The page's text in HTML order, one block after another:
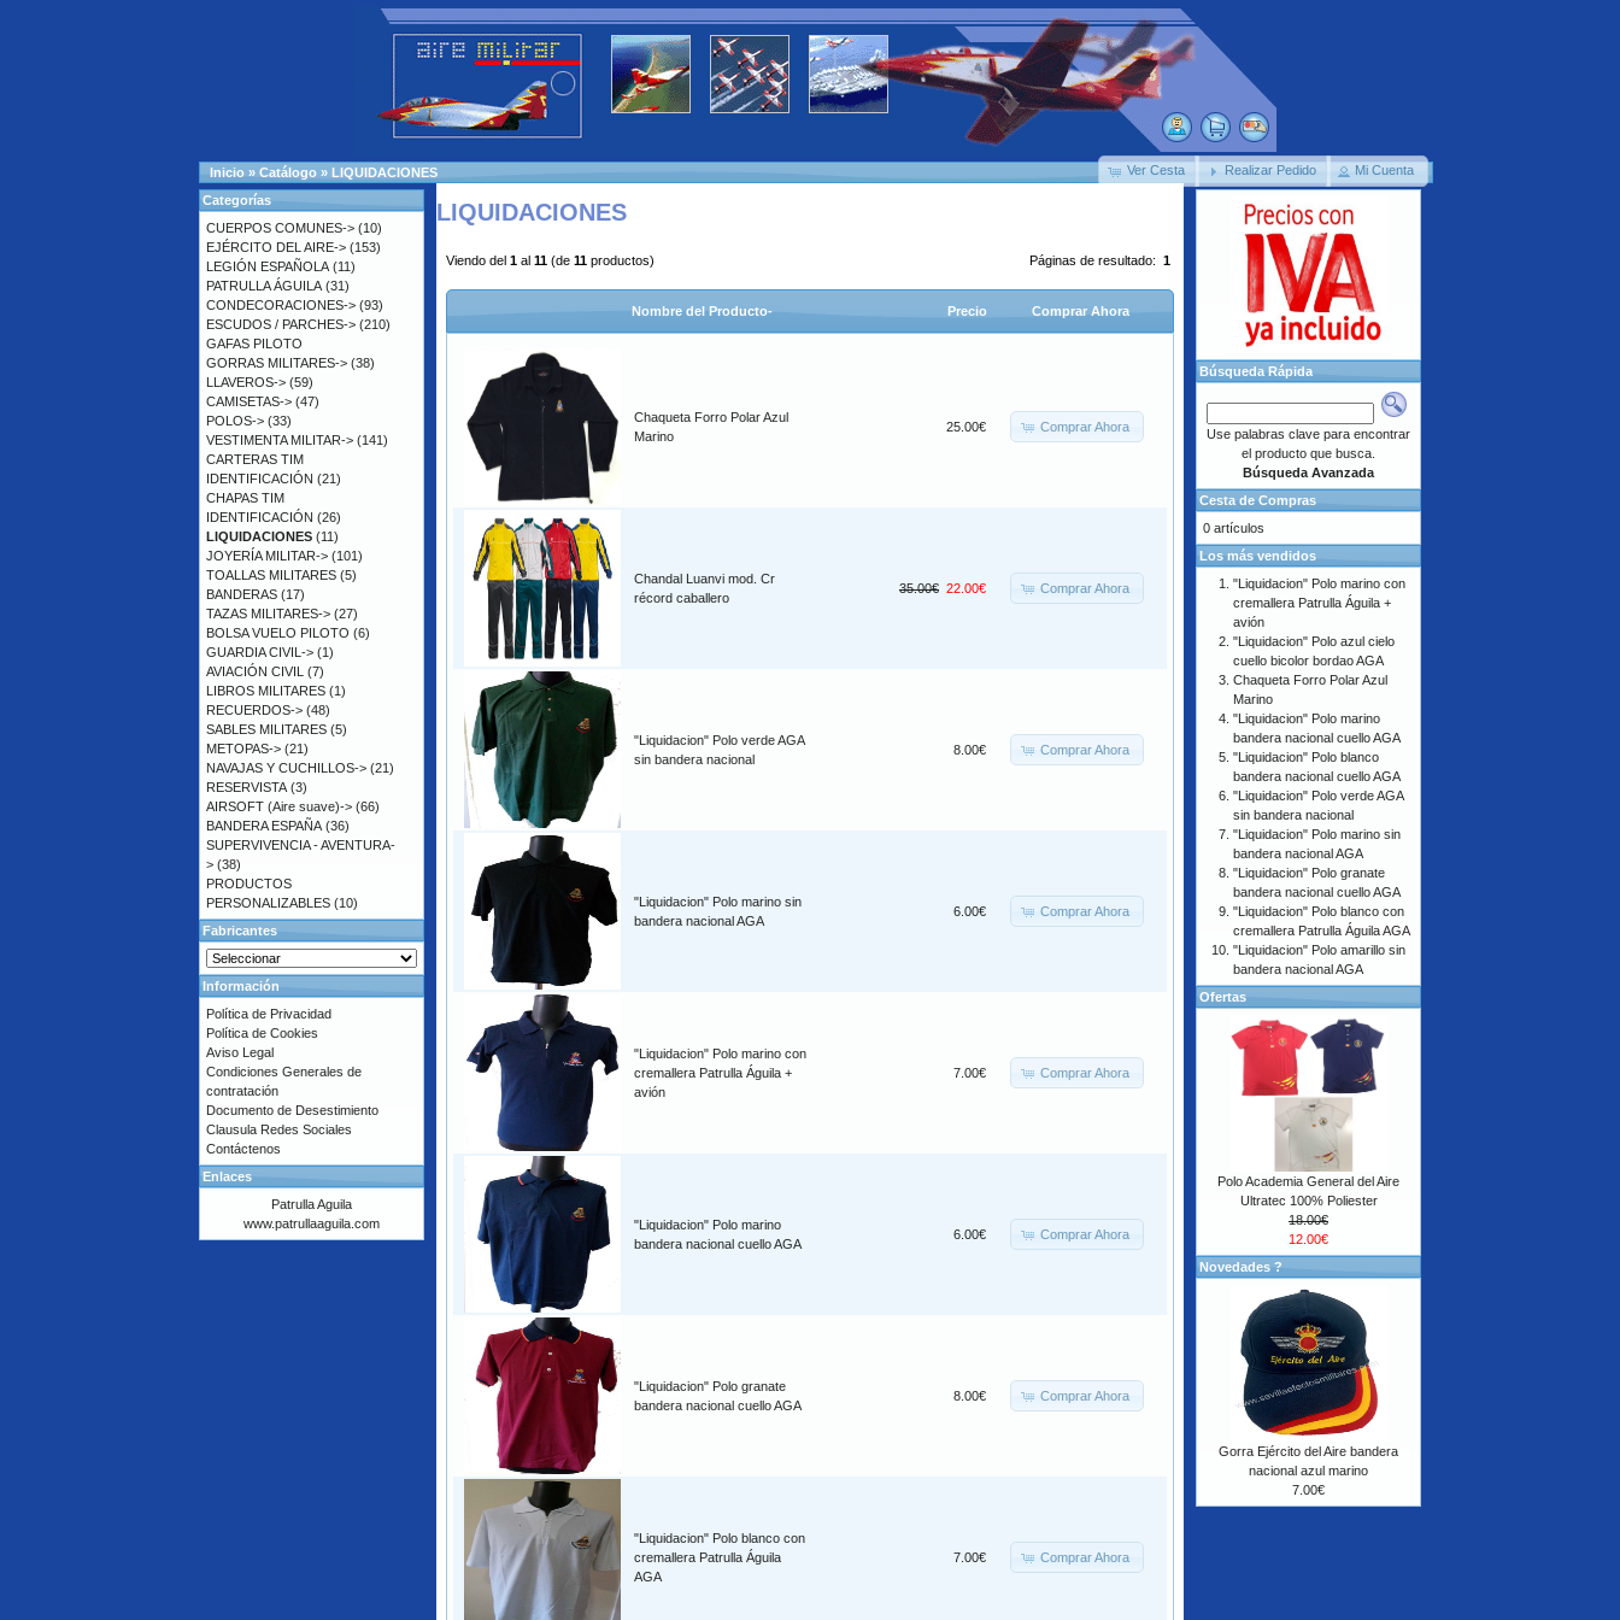
Ver Cesta Realizar Pedido Mi Cuenta
Inicio » Catálogo » LIQUIDACIONES
LIQUIDACIONES
Páginas de resultado: 1
Viendo del 1 al 11 (de 11 productos)
Nombre del Producto- Precio Comprar Ahora
Chaqueta Forro Polar Azul
Marino
25.00€ Comprar Ahora
Chandal Luanvi mod. Cr
récord caballero
35.00€ 22.00€ Comprar Ahora
"Liquidacion" Polo verde AGA
sin bandera nacional
8.00€ Comprar Ahora
"Liquidacion" Polo marino sin
bandera nacional AGA
6.00€ Comprar Ahora
"Liquidacion" Polo marino con
cremallera Patrulla Águila +
avión
7.00€ Comprar Ahora
"Liquidacion" Polo marino
bandera nacional cuello AGA
6.00€ Comprar Ahora
"Liquidacion" Polo granate
bandera nacional cuello AGA
8.00€ Comprar Ahora
"Liquidacion" Polo blanco con
cremallera Patrulla Águila
AGA
7.00€ Comprar Ahora
Categorías
CUERPOS COMUNES-> (10)
EJÉRCITO DEL AIRE-> (153)
LEGIÓN ESPAÑOLA (11)
PATRULLA ÁGUILA (31)
CONDECORACIONES-> (93)
ESCUDOS / PARCHES-> (210)
GAFAS PILOTO
GORRAS MILITARES-> (38)
LLAVEROS-> (59)
CAMISETAS-> (47)
POLOS-> (33)
VESTIMENTA MILITAR-> (141)
CARTERAS TIM
IDENTIFICACIÓN (21)
CHAPAS TIM
IDENTIFICACIÓN (26)
LIQUIDACIONES (11)
JOYERÍA MILITAR-> (101)
TOALLAS MILITARES (5)
BANDERAS (17)
TAZAS MILITARES-> (27)
BOLSA VUELO PILOTO (6)
GUARDIA CIVIL-> (1)
AVIACIÓN CIVIL (7)
LIBROS MILITARES (1)
RECUERDOS-> (48)
SABLES MILITARES (5)
METOPAS-> (21)
NAVAJAS Y CUCHILLOS-> (21)
RESERVISTA (3)
AIRSOFT (Aire suave)-> (66)
BANDERA ESPAÑA (36)
SUPERVIVENCIA - AVENTURA-
> (38)
PRODUCTOS
PERSONALIZABLES (10)
Fabricantes
Información
Política de Privacidad
Política de Cookies
Aviso Legal
Condiciones Generales de
contratación
Documento de Desestimiento
Clausula Redes Sociales
Contáctenos
Enlaces
Patrulla Aguila
www.patrullaaguila.com
Búsqueda Rápida
Use palabras clave para encontrar
el producto que busca.
Búsqueda Avanzada
Cesta de Compras
0 artículos
Los más vendidos
"Liquidacion" Polo marino con
cremallera Patrulla Águila +
avión
"Liquidacion" Polo azul cielo
cuello bicolor bordao AGA
Chaqueta Forro Polar Azul
Marino
"Liquidacion" Polo marino
bandera nacional cuello AGA
"Liquidacion" Polo blanco
bandera nacional cuello AGA
"Liquidacion" Polo verde AGA
sin bandera nacional
"Liquidacion" Polo marino sin
bandera nacional AGA
"Liquidacion" Polo granate
bandera nacional cuello AGA
"Liquidacion" Polo blanco con
cremallera Patrulla Águila AGA
"Liquidacion" Polo amarillo sin
bandera nacional AGA
Ofertas
Polo Academia General del Aire
Ultratec 100% Poliester
18.00€
12.00€
Novedades ?
Gorra Ejército del Aire bandera
nacional azul marino
7.00€